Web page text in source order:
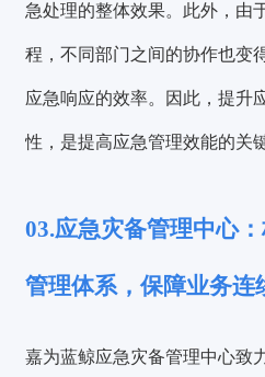
急处理的整体效果。此外，由
程 ，不同部门之间的协作也变
应急响应的效率。因此，提升
性，是提高应急管理效能的关
03.应急灾备管理中心
管理体系，保障业务连
嘉为蓝鲸应急灾备管理中心致